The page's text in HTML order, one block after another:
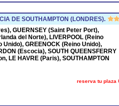
DE SOUTHAMPTON (LONDRES).
GUERNSEY (Saint Peter Port),
del Norte), LIVERPOOL (Reino
Unido), GREENOCK (Reino Unido),
(Escocia), SOUTH QUEENSFERRY
LE HAVRE (Paris), SOUTHAMPTON
reserva tu plaza